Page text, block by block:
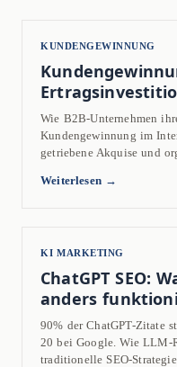
KUNDENGEWINNUNG
Wie B2B-Unternehmen
Kundengewinnung im
getriebene Akquise und
Weiterlesen →
KI MARKETING
ChatGPT SEO:
anders
90% der ChatGPT-Zitate
20 bei Google. Wie LLM-
traditionelle SEO-